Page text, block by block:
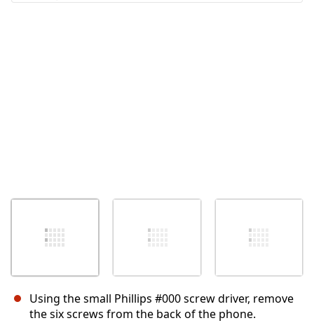
Using the small Phillips #000 screw driver, remove
the six screws from the back of the phone.